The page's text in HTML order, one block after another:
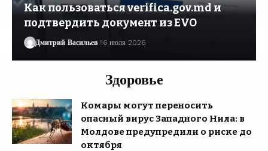
Как пользоваться verifica.gov.md и
подтвердить документ из EVO
Дмитрий Васильев 16 июля 2026
Здоровье
Комары могут переносить
опасный вирус Западного Нила: в
Молдове предупредили о риске до
октября